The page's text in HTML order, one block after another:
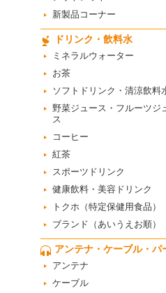
新製品コーナー
ドリンク・飲料水
ミネラルウォーター
お茶
ソフトドリンク・清涼飲料
野菜ジュース・フルーツジ
ス
コーヒー
紅茶
スポーツドリンク
健康飲料・美容ドリンク
トクホ（特定保健用食品）
ブランド（あいうえお順）
アンテナ・ケーブル・パ
アンテナ
ケーブル